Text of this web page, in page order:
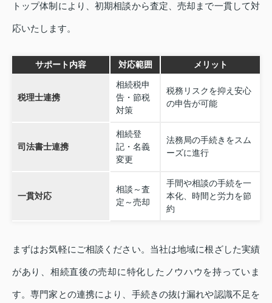
トップ体制により、初期相談から査定、売却まで一貫して対
応いたします。
サポート内容 対応範囲 メリット
税理士連携
相続税申
告・節税
対策
税務リスクを抑え安心
の申告が可能
司法書士連携
相続登
記・名義
変更
法務局の手続きをスム
ーズに進行
一貫対応
相談～査
定～売却
手間や相談の手続を一
本化、時間と労力を節
約
まずはお気軽にご相談ください。当社は地域に根ざした実績
があり、相続直後の売却に特化したノウハウを持っていま
す。専門家との連携により、手続きの抜け漏れや認識不足を